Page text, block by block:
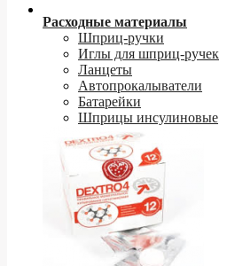
Расходные материалы
Шприц-ручки
Иглы для шприц-ручек
Ланцеты
Автопрокалыватели
Батарейки
Шприцы инсулиновые